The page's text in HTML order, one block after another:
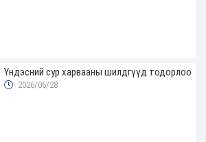
Үндэсний сур харвааны шилдгүүд тодорлоо
2026/06/28